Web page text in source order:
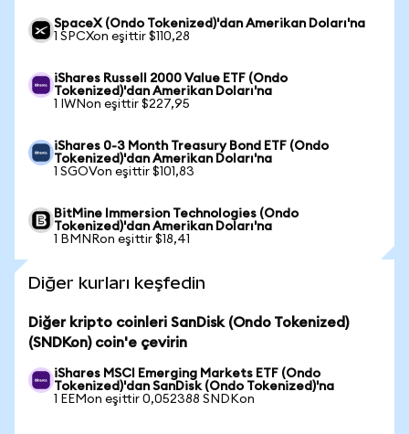
SpaceX (Ondo Tokenized)'dan Amerikan Doları'na
1 SPCXon eşittir $110,28
iShares Russell 2000 Value ETF (Ondo
Tokenized)'dan Amerikan Doları'na
1 IWNon eşittir $227,95
iShares 0-3 Month Treasury Bond ETF (Ondo
Tokenized)'dan Amerikan Doları'na
1 SGOVon eşittir $101,83
BitMine Immersion Technologies (Ondo
Tokenized)'dan Amerikan Doları'na
1 BMNRon eşittir $18,41
Diğer kurları keşfedin
Diğer kripto coinleri SanDisk (Ondo Tokenized)
(SNDKon) coin'e çevirin
iShares MSCI Emerging Markets ETF (Ondo
Tokenized)'dan SanDisk (Ondo Tokenized)'na
1 EEMon eşittir 0,052388 SNDKon